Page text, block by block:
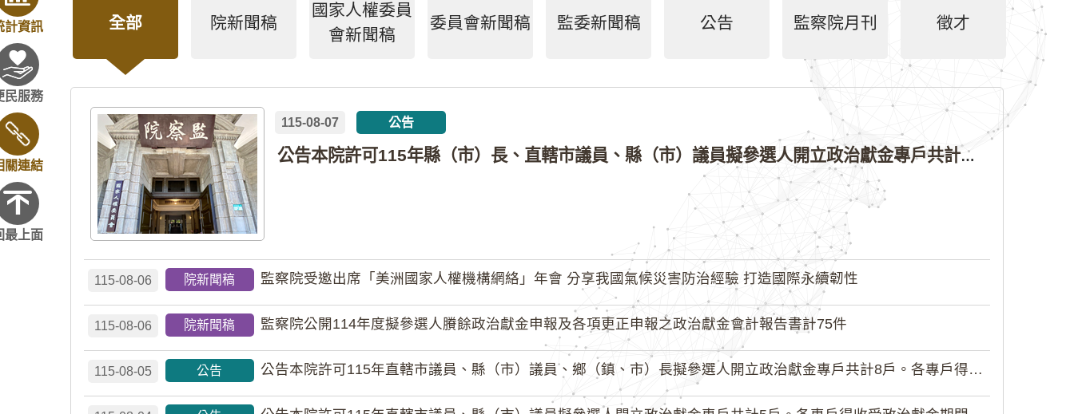
計資訊
民服務
關連結
最上面
公務人員應廉潔自持、利益迴避、依法公正執行公務～考試院公務人員保障暨培訓委員會～
不分顏色，不分黨派，行政中立在於心中的那把公正尺-考試院公務人員保障暨培訓委員會提醒您。
全部 院新聞稿
國家人權委員
會新聞稿
委員會新聞稿 監委新聞稿 公告 監察院月刊 徵才
公告本院許可115年縣（市）長、直轄市議員、縣（市）議員擬參選人開立政治獻金專戶共計4戶。各專戶得收受政治獻金期間為自專戶許可設立日起至115年11月27日止，專戶名冊詳如附件。
115-08-07 公告
115-08-06 院新聞稿 監察院受邀出席「美洲國家人權機構網絡」年會 分享我國氣候災害防治經驗 打造國際永續韌性
115-08-06 院新聞稿 監察院公開114年度擬參選人賸餘政治獻金申報及各項更正申報之政治獻金會計報告書計75件
115-08-05 公告 公告本院許可115年直轄市議員、縣（市）議員、鄉（鎮、市）長擬參選人開立政治獻金專戶共計8戶。各專戶得收受...